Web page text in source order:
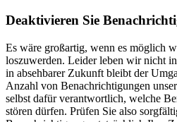
Deaktivieren Sie
Es wäre großartig, wenn es möglich
loszuwerden. Leider leben wir nicht
in absehbarer Zukunft bleibt der
Anzahl von Benachrichtigungen
selbst dafür verantwortlich, welche
stören dürfen. Prüfen Sie also